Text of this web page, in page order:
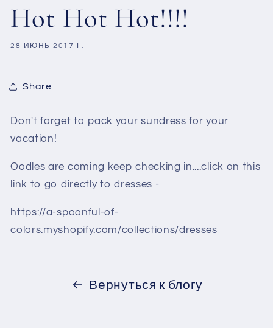
Hot Hot Hot!!!!
28 ИЮНЬ 2017 Г.
Share
Don't forget to pack your sundress for your
vacation!
Oodles are coming keep checking in....click on this
link to go directly to dresses -
https://a-spoonful-of-
colors.myshopify.com/collections/dresses
Вернуться к блогу